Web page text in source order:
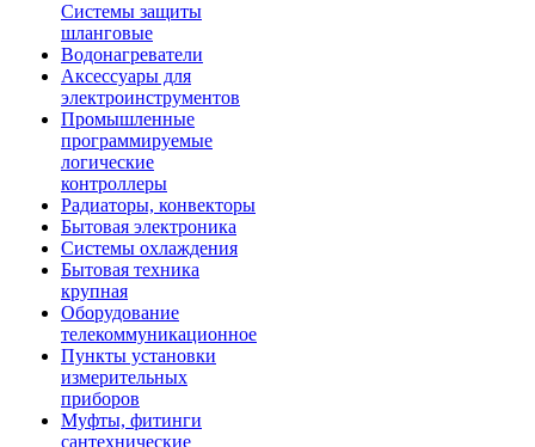
Системы защиты
шланговые
Водонагреватели
Аксессуары для
электроинструментов
Промышленные
программируемые
логические
контроллеры
Радиаторы, конвекторы
Бытовая электроника
Системы охлаждения
Бытовая техника
крупная
Оборудование
телекоммуникационное
Пункты установки
измерительных
приборов
Муфты, фитинги
сантехнические